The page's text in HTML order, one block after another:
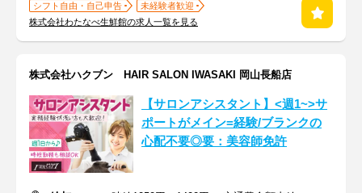
シフト自由・自己申告
未経験者歓迎
株式会社わたなべ生鮮館の求人一覧を見る
株式会社ハクブン HAIR SALON IWASAKI 岡山長船店
【サロンアシスタント】<週1~>サ
ポートがメイン=経験/ブランクの
心配不要◎要：美容師免許